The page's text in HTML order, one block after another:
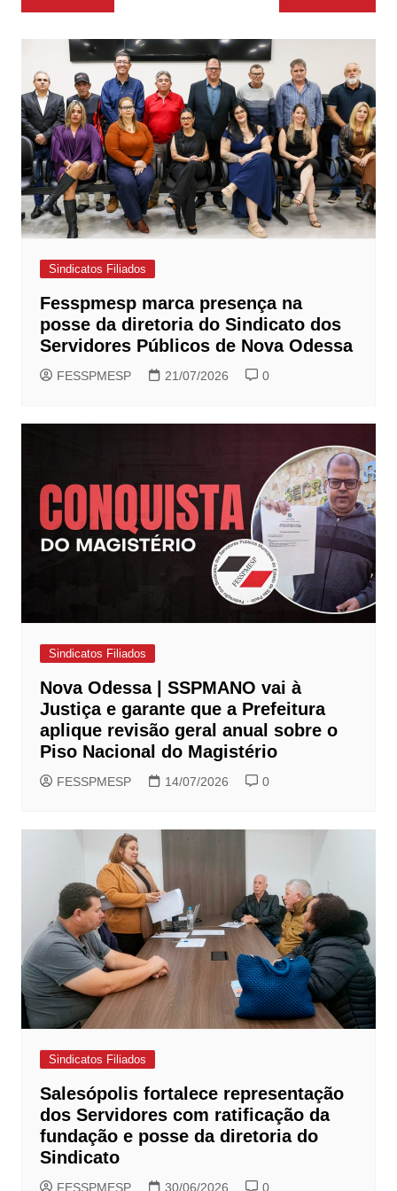
de
Post
Sindicatos Filiados
Fesspmesp marca presença na
posse da diretoria do Sindicato dos
Servidores Públicos de Nova Odessa
FESSPMESP 21/07/2026 0
Sindicatos Filiados
Nova Odessa | SSPMANO vai à
Justiça e garante que a Prefeitura
aplique revisão geral anual sobre o
Piso Nacional do Magistério
FESSPMESP 14/07/2026 0
Sindicatos Filiados
Salesópolis fortalece representação
dos Servidores com ratificação da
fundação e posse da diretoria do
Sindicato
FESSPMESP 30/06/2026 0